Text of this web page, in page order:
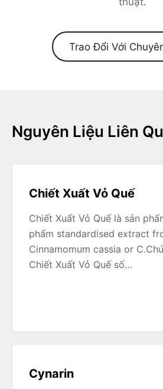
Trao Đổi Với
Nguyên Liệu Liên
Chiết Xuất Vỏ Quế
Chiết Xuất Vỏ Quế là sản
phẩm standardised extract
Cinnamomum cassia or
Chiết Xuất Vỏ Quế số…
Cynarin